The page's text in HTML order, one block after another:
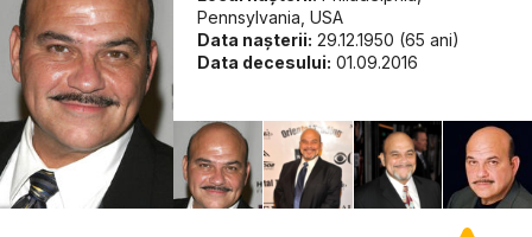
Pennsylvania, USA
Data naşterii: 29.12.1950 (65 ani)
Data decesului: 01.09.2016